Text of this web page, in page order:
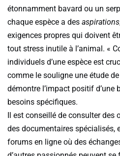
étonnamment bavard ou un
chaque espèce a des aspirations
exigences propres qui doivent
tout stress inutile à l’animal. «
individuels d’une espèce est
comme le souligne une étude
démontre l’impact positif d’une
besoins spécifiques.
Il est conseillé de consulter des
des documentaires spécialisés,
forums en ligne où des